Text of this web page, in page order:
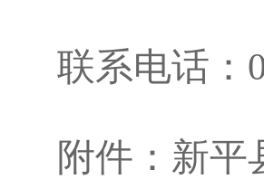
联系电话：
附件：新平